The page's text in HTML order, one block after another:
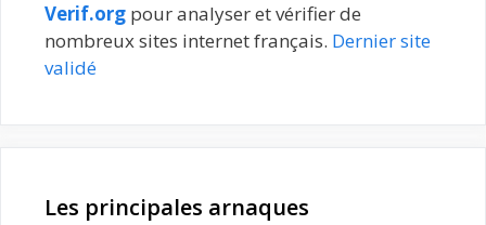
Verif.org pour analyser et vérifier de
nombreux sites internet français. Dernier site
validé
Les principales arnaques